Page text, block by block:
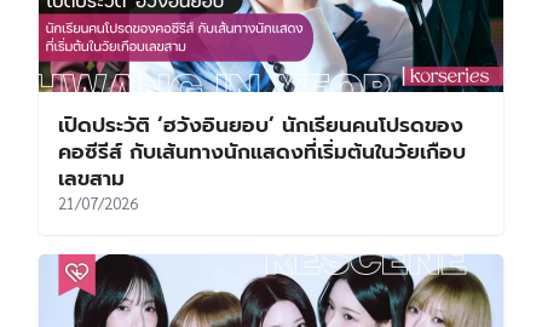
เปิดประวัติ ‘ฮวังอินยอบ’ นักเรียนคนโปรดของ
คอซีรีส์ กับเส้นทางนักแสดงที่เริ่มต้นในวัยเกือบ
เลขสาม
21/07/2026